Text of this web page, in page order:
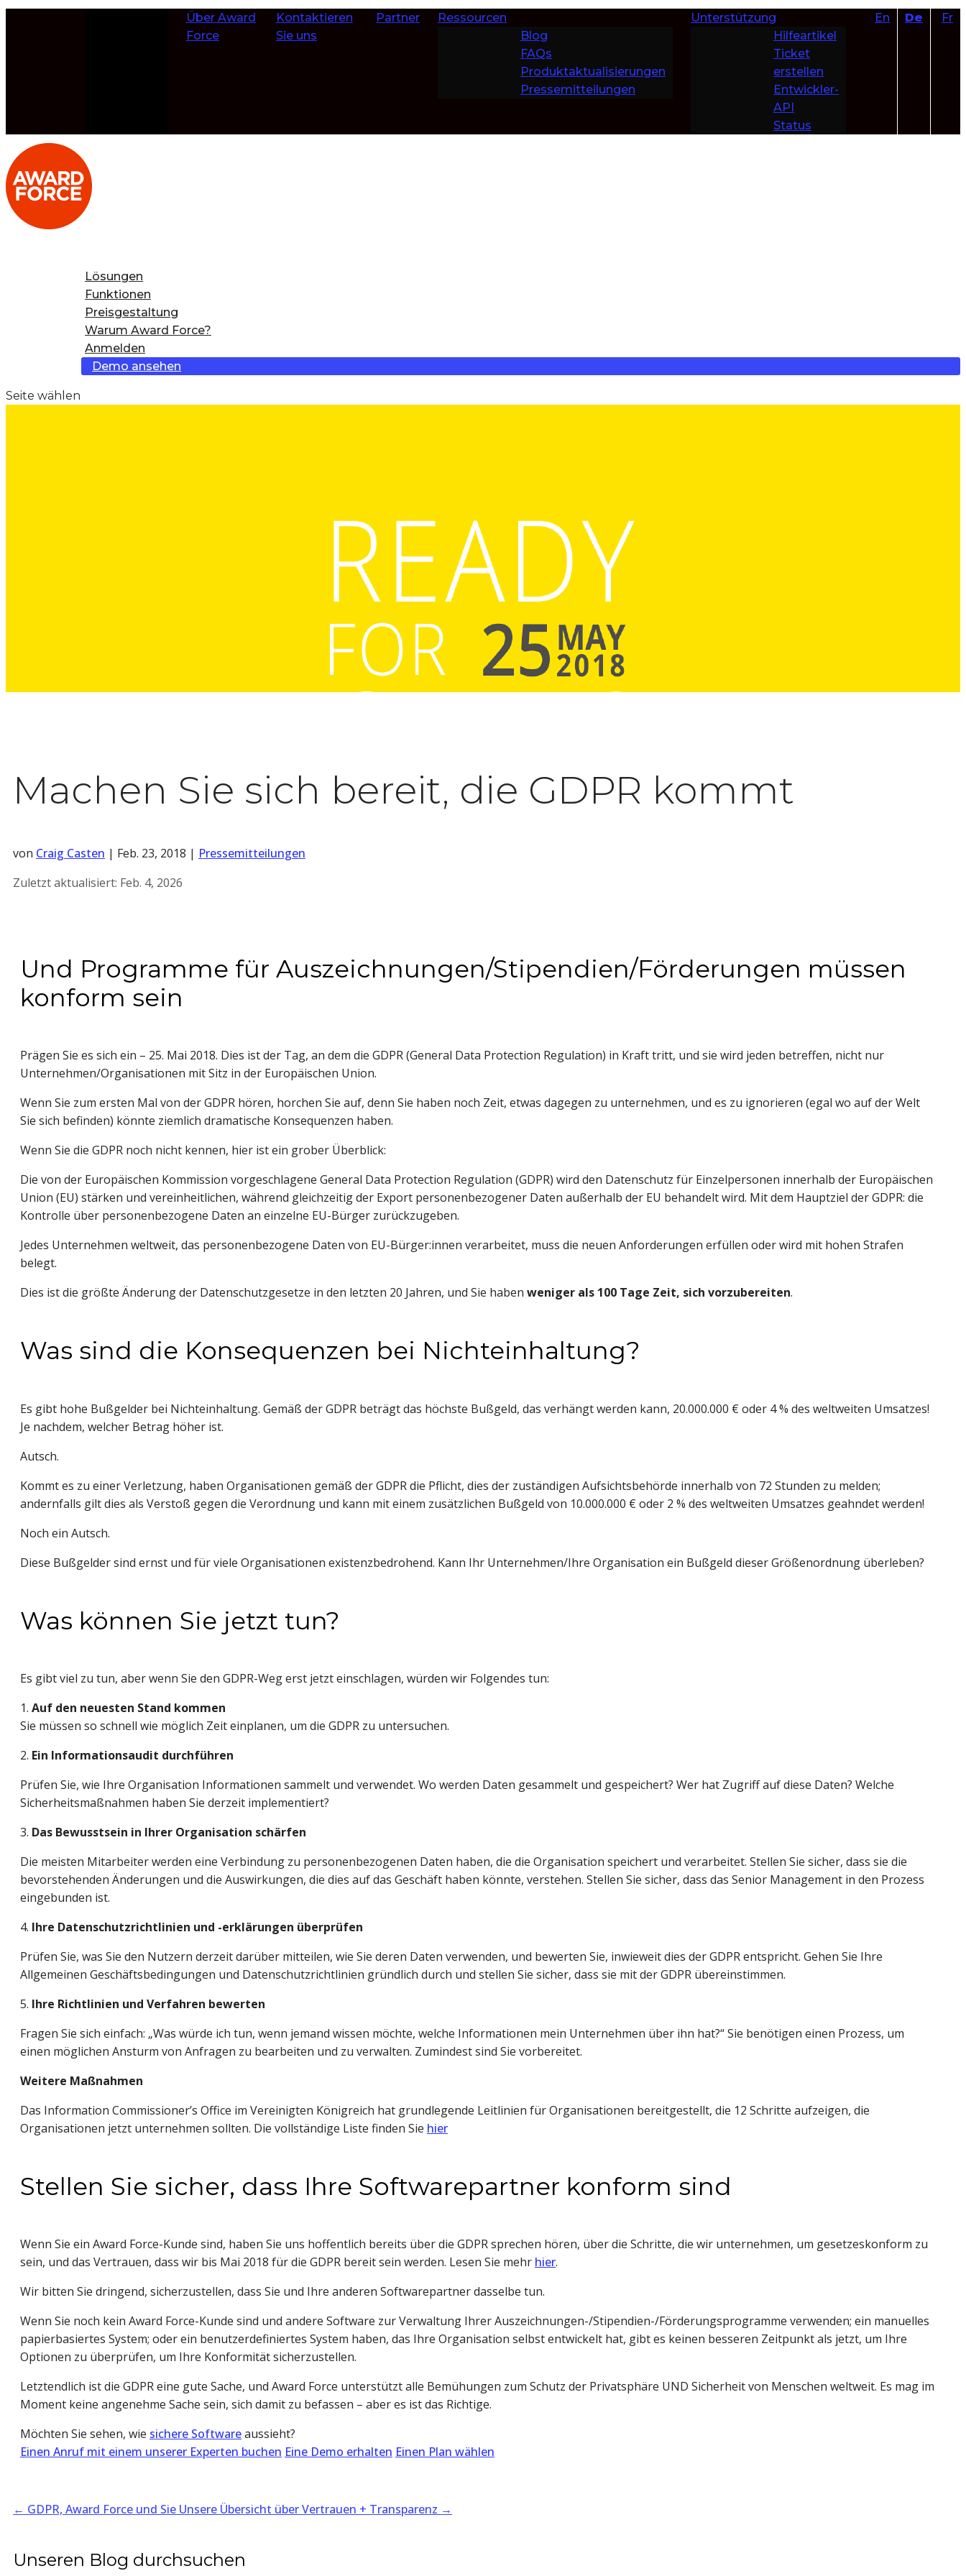
Über Award
Force
Kontaktieren
Sie uns
Partner
Ressourcen
Blog
FAQs
Produktaktualisierungen
Pressemitteilungen
Unterstützung
Hilfeartikel
Ticket
erstellen
Entwickler-
API
Status
Fr
En De
Lösungen
Funktionen
Preisgestaltung
Warum Award Force?
Anmelden
Demo ansehen
Seite wählen
Machen Sie sich bereit, die GDPR kommt
von Craig Casten | Feb. 23, 2018 | Pressemitteilungen
Zuletzt aktualisiert: Feb. 4, 2026
Und Programme für Auszeichnungen/Stipendien/Förderungen müssen
konform sein
Prägen Sie es sich ein – 25. Mai 2018. Dies ist der Tag, an dem die GDPR (General Data Protection Regulation) in Kraft tritt, und sie wird jeden betreffen, nicht nur
Unternehmen/Organisationen mit Sitz in der Europäischen Union.
Wenn Sie zum ersten Mal von der GDPR hören, horchen Sie auf, denn Sie haben noch Zeit, etwas dagegen zu unternehmen, und es zu ignorieren (egal wo auf der Welt
Sie sich befinden) könnte ziemlich dramatische Konsequenzen haben.
Wenn Sie die GDPR noch nicht kennen, hier ist ein grober Überblick:
Die von der Europäischen Kommission vorgeschlagene General Data Protection Regulation (GDPR) wird den Datenschutz für Einzelpersonen innerhalb der Europäischen
Union (EU) stärken und vereinheitlichen, während gleichzeitig der Export personenbezogener Daten außerhalb der EU behandelt wird. Mit dem Hauptziel der GDPR: die
Kontrolle über personenbezogene Daten an einzelne EU-Bürger zurückzugeben.
Jedes Unternehmen weltweit, das personenbezogene Daten von EU-Bürger:innen verarbeitet, muss die neuen Anforderungen erfüllen oder wird mit hohen Strafen
belegt.
Dies ist die größte Änderung der Datenschutzgesetze in den letzten 20 Jahren, und Sie haben weniger als 100 Tage Zeit, sich vorzubereiten.
Was sind die Konsequenzen bei Nichteinhaltung?
Es gibt hohe Bußgelder bei Nichteinhaltung. Gemäß der GDPR beträgt das höchste Bußgeld, das verhängt werden kann, 20.000.000 € oder 4 % des weltweiten Umsatzes!
Je nachdem, welcher Betrag höher ist.
Autsch.
Kommt es zu einer Verletzung, haben Organisationen gemäß der GDPR die Pflicht, dies der zuständigen Aufsichtsbehörde innerhalb von 72 Stunden zu melden;
andernfalls gilt dies als Verstoß gegen die Verordnung und kann mit einem zusätzlichen Bußgeld von 10.000.000 € oder 2 % des weltweiten Umsatzes geahndet werden!
Noch ein Autsch.
Diese Bußgelder sind ernst und für viele Organisationen existenzbedrohend. Kann Ihr Unternehmen/Ihre Organisation ein Bußgeld dieser Größenordnung überleben?
Was können Sie jetzt tun?
Es gibt viel zu tun, aber wenn Sie den GDPR-Weg erst jetzt einschlagen, würden wir Folgendes tun:
1. Auf den neuesten Stand kommen
Sie müssen so schnell wie möglich Zeit einplanen, um die GDPR zu untersuchen.
2. Ein Informationsaudit durchführen
Prüfen Sie, wie Ihre Organisation Informationen sammelt und verwendet. Wo werden Daten gesammelt und gespeichert? Wer hat Zugriff auf diese Daten? Welche
Sicherheitsmaßnahmen haben Sie derzeit implementiert?
3. Das Bewusstsein in Ihrer Organisation schärfen
Die meisten Mitarbeiter werden eine Verbindung zu personenbezogenen Daten haben, die die Organisation speichert und verarbeitet. Stellen Sie sicher, dass sie die
bevorstehenden Änderungen und die Auswirkungen, die dies auf das Geschäft haben könnte, verstehen. Stellen Sie sicher, dass das Senior Management in den Prozess
eingebunden ist.
4. Ihre Datenschutzrichtlinien und -erklärungen überprüfen
Prüfen Sie, was Sie den Nutzern derzeit darüber mitteilen, wie Sie deren Daten verwenden, und bewerten Sie, inwieweit dies der GDPR entspricht. Gehen Sie Ihre
Allgemeinen Geschäftsbedingungen und Datenschutzrichtlinien gründlich durch und stellen Sie sicher, dass sie mit der GDPR übereinstimmen.
5. Ihre Richtlinien und Verfahren bewerten
Fragen Sie sich einfach: „Was würde ich tun, wenn jemand wissen möchte, welche Informationen mein Unternehmen über ihn hat?“ Sie benötigen einen Prozess, um
einen möglichen Ansturm von Anfragen zu bearbeiten und zu verwalten. Zumindest sind Sie vorbereitet.
Weitere Maßnahmen
Das Information Commissioner’s Office im Vereinigten Königreich hat grundlegende Leitlinien für Organisationen bereitgestellt, die 12 Schritte aufzeigen, die
Organisationen jetzt unternehmen sollten. Die vollständige Liste finden Sie hier
Stellen Sie sicher, dass Ihre Softwarepartner konform sind
Wenn Sie ein Award Force-Kunde sind, haben Sie uns hoffentlich bereits über die GDPR sprechen hören, über die Schritte, die wir unternehmen, um gesetzeskonform zu
sein, und das Vertrauen, dass wir bis Mai 2018 für die GDPR bereit sein werden. Lesen Sie mehr hier.
Wir bitten Sie dringend, sicherzustellen, dass Sie und Ihre anderen Softwarepartner dasselbe tun.
Wenn Sie noch kein Award Force-Kunde sind und andere Software zur Verwaltung Ihrer Auszeichnungen-/Stipendien-/Förderungsprogramme verwenden; ein manuelles
papierbasiertes System; oder ein benutzerdefiniertes System haben, das Ihre Organisation selbst entwickelt hat, gibt es keinen besseren Zeitpunkt als jetzt, um Ihre
Optionen zu überprüfen, um Ihre Konformität sicherzustellen.
Letztendlich ist die GDPR eine gute Sache, und Award Force unterstützt alle Bemühungen zum Schutz der Privatsphäre UND Sicherheit von Menschen weltweit. Es mag im
Moment keine angenehme Sache sein, sich damit zu befassen – aber es ist das Richtige.
Möchten Sie sehen, wie sichere Software aussieht?
Einen Anruf mit einem unserer Experten buchen Eine Demo erhalten Einen Plan wählen
← GDPR, Award Force und Sie Unsere Übersicht über Vertrauen + Transparenz →
Unseren Blog durchsuchen